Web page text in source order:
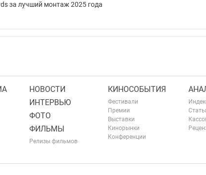
за лучший монтаж 2025 года
НОВОСТИ
ИНТЕРВЬЮ
ФОТО
ФИЛЬМЫ
Релизы фильмов
КИНОСОБЫТИЯ
Фестивали
Премии
Выставки
Кинорынки
Конференции